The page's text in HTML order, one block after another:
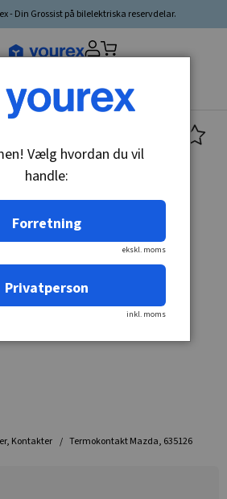
- Din Grossist på bilelektriska reservdelar.
valt▼
Kontakter Termokontakt Mazda, 635126
Vælg hvordan du vil
handle:
Forretning
ekskl. moms
Privatperson
inkl. moms